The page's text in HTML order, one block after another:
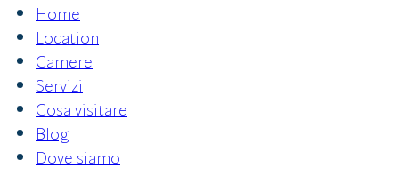
Home
Location
Camere
Servizi
Cosa visitare
Blog
Dove siamo